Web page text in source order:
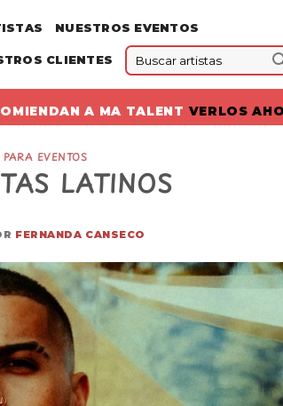
NUESTROS EVENTOS
CLIENTES
A MA TALENT VERLOS
EVENTOS
LATINOS
FERNANDA CANSECO